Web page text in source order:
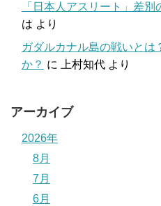
「日本人アスリート」差
は より
ガダルカナル島の戦いと
か？ に 上村知代 より
アーカイブ
2026年
8月
7月
6月